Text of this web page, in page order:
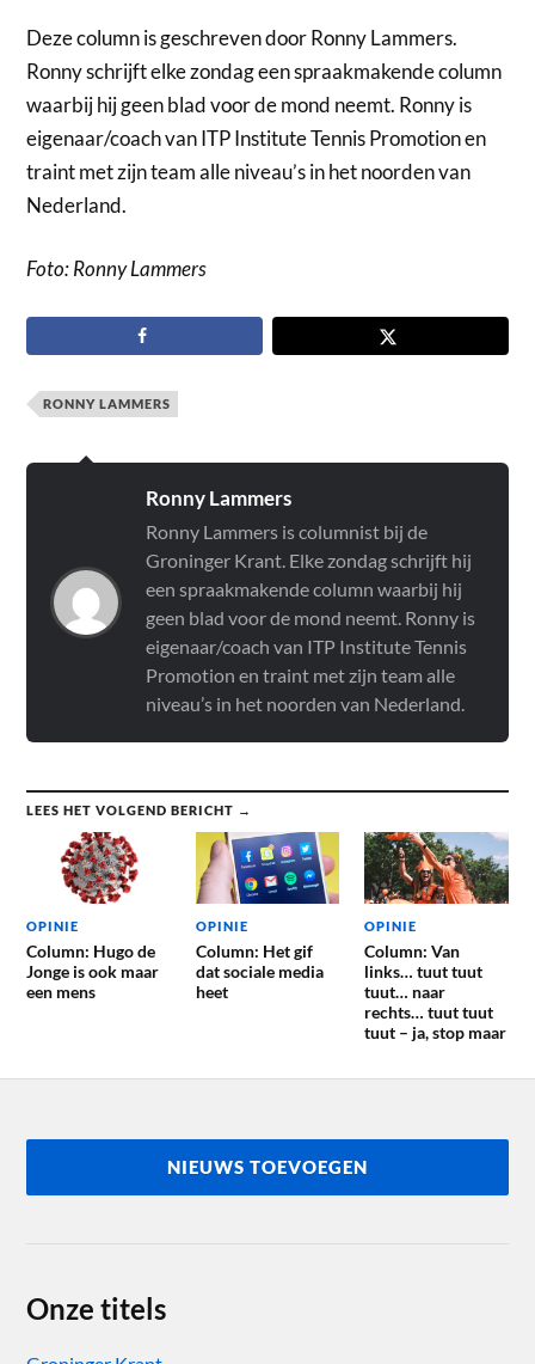
Deze column is geschreven door Ronny Lammers.
Ronny schrijft elke zondag een spraakmakende column
waarbij hij geen blad voor de mond neemt. Ronny is
eigenaar/coach van ITP Institute Tennis Promotion en
traint met zijn team alle niveau’s in het noorden van
Nederland.
Foto: Ronny Lammers
RONNY LAMMERS
Ronny Lammers
Ronny Lammers is columnist bij de
Groninger Krant. Elke zondag schrijft hij
een spraakmakende column waarbij hij
geen blad voor de mond neemt. Ronny is
eigenaar/coach van ITP Institute Tennis
Promotion en traint met zijn team alle
niveau’s in het noorden van Nederland.
LEES HET VOLGEND BERICHT →
OPINIE
Column: Hugo de
Jonge is ook maar
een mens
OPINIE
Column: Het gif
dat sociale media
heet
OPINIE
Column: Van
links… tuut tuut
tuut… naar
rechts… tuut tuut
tuut – ja, stop maar
NIEUWS TOEVOEGEN
Onze titels